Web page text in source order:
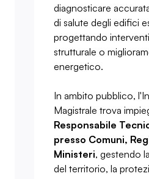
diagnosticare
di salute degli edifici
progettando
strutturale o
energetico.
In ambito pubblico,
Magistrale trova
Responsabile
presso Comuni,
Ministeri, gestendo
del territorio, la